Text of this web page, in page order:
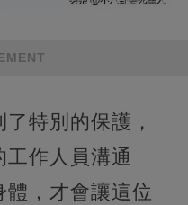
特別的保護，
作人員溝通
，才會讓這位